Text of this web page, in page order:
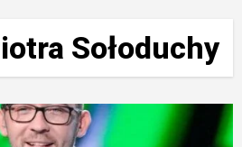
Sołoduchy